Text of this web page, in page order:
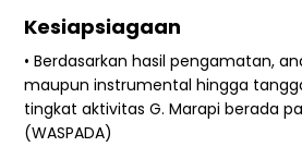
Kesiapsiagaan
• Berdasarkan hasil pengamatan,
maupun instrumental hingga
tingkat aktivitas G. Marapi berada
(WASPADA)